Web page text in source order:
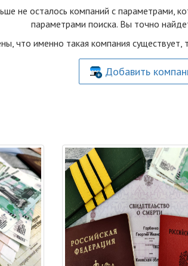
не осталоcь компаний с параметрами,
параметрами поиска. Вы точно
что именно такая компания
Добавить